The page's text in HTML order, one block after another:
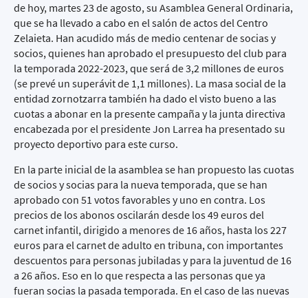
de hoy, martes 23 de agosto, su Asamblea General Ordinaria,
que se ha llevado a cabo en el salón de actos del Centro
Zelaieta. Han acudido más de medio centenar de socias y
socios, quienes han aprobado el presupuesto del club para
la temporada 2022-2023, que será de 3,2 millones de euros
(se prevé un superávit de 1,1 millones). La masa social de la
entidad zornotzarra también ha dado el visto bueno a las
cuotas a abonar en la presente campaña y la junta directiva
encabezada por el presidente Jon Larrea ha presentado su
proyecto deportivo para este curso.
En la parte inicial de la asamblea se han propuesto las cuotas
de socios y socias para la nueva temporada, que se han
aprobado con 51 votos favorables y uno en contra. Los
precios de los abonos oscilarán desde los 49 euros del
carnet infantil, dirigido a menores de 16 años, hasta los 227
euros para el carnet de adulto en tribuna, con importantes
descuentos para personas jubiladas y para la juventud de 16
a 26 años. Eso en lo que respecta a las personas que ya
fueran socias la pasada temporada. En el caso de las nuevas